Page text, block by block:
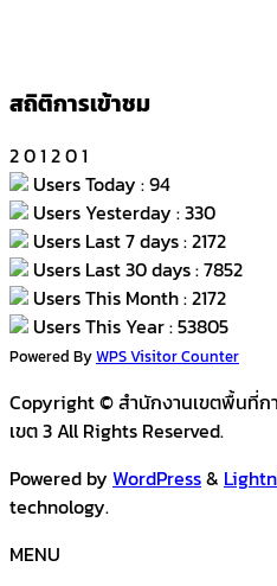
สถิติการเข้าชม
201 201
Users Today : 94
Users Yesterday : 330
Users Last 7 days : 2172
Users Last 30 days : 7852
Users This Month : 2172
Users This Year : 53805
Powered ByWPS Visitor Counter
Copyright © สำนักงานเขตพื้นที่ก
เขต 3 All Rights Reserved.
Powered by WordPress&
technology.
MENU